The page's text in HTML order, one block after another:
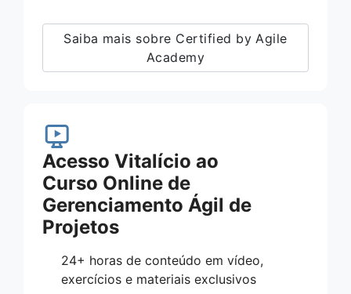
Saiba mais sobre Certified by Agile
Academy
Acesso Vitalício ao
Curso Online de
Gerenciamento Ágil de
Projetos
24+ horas de conteúdo em vídeo,
exercícios e materiais exclusivos